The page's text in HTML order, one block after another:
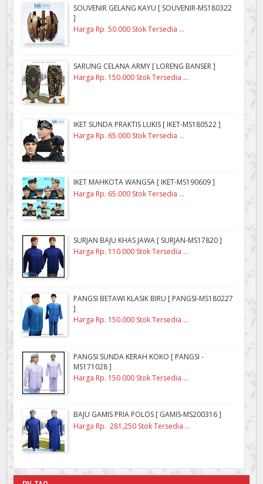
SOUVENIR GELANG KAYU [ SOUVENIR-MS180322
]
Harga Rp. 50.000 Stok Tersedia ...
SARUNG CELANA ARMY [ LORENG BANSER ]
Harga Rp. 150.000 Stok Tersedia ...
IKET SUNDA PRAKTIS LUKIS [ IKET-MS180522 ]
Harga Rp. 65.000 Stok Tersedia ...
IKET MAHKOTA WANGSA [ IKET-MS190609 ]
Harga Rp. 65.000 Stok Tersedia ...
SURJAN BAJU KHAS JAWA [ SURJAN-MS17820 ]
Harga Rp. 110.000 Stok Tersedia ...
PANGSI BETAWI KLASIK BIRU [ PANGSI-MS180227
]
Harga Rp. 150.000 Stok Tersedia ...
PANGSI SUNDA KERAH KOKO [ PANGSI -
MS171028 ]
Harga Rp. 150.000 Stok Tersedia ...
BAJU GAMIS PRIA POLOS [ GAMIS-MS200316 ]
Harga Rp. 281,250 Stok Tersedia ...